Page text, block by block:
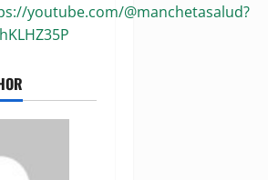
youtube.com/@manchetasalud?